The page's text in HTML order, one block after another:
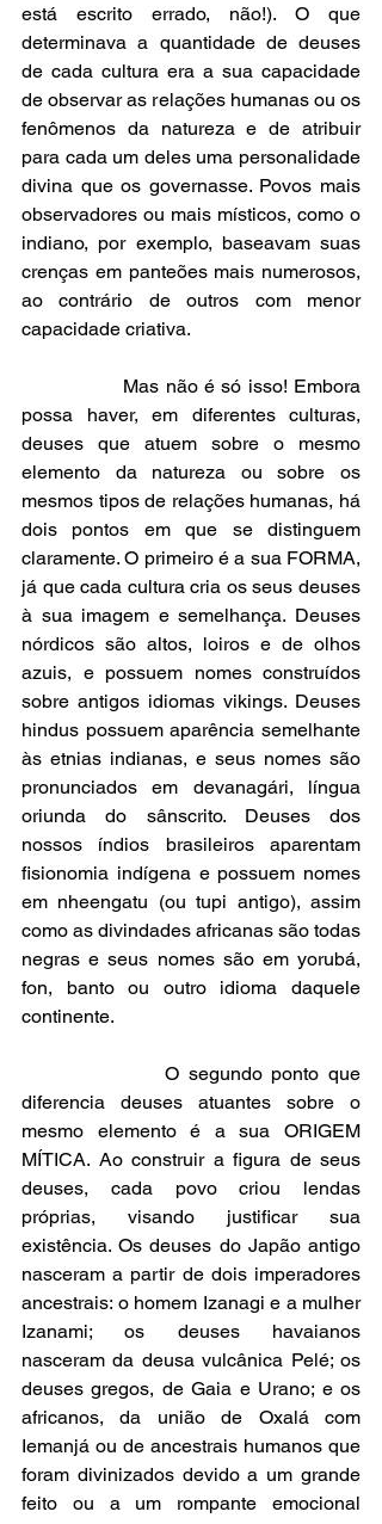
está escrito errado, não!). O que
determinava a quantidade de deuses
de cada cultura era a sua capacidade
de observar as relações humanas ou os
fenômenos da natureza e de atribuir
para cada um deles uma personalidade
divina que os governasse. Povos mais
observadores ou mais místicos, como o
indiano, por exemplo, baseavam suas
crenças em panteões mais numerosos,
ao contrário de outros com menor
capacidade criativa.
possa haver, em diferentes culturas,
deuses que atuem sobre o mesmo
elemento da natureza ou sobre os
mesmos tipos de relações humanas, há
dois pontos em que se distinguem
claramente. O primeiro é a sua FORMA,
já que cada cultura cria os seus deuses
à sua imagem e semelhança. Deuses
nórdicos são altos, loiros e de olhos
azuis, e possuem nomes construídos
sobre antigos idiomas vikings. Deuses
hindus possuem aparência semelhante
às etnias indianas, e seus nomes são
pronunciados em devanagári, língua
oriunda do sânscrito. Deuses dos
nossos índios brasileiros aparentam
fisionomia indígena e possuem nomes
em nheengatu (ou tupi antigo), assim
como as divindades africanas são todas
negras e seus nomes são em yorubá,
fon, banto ou outro idioma daquele
continente.
                O segundo ponto que
diferencia deuses atuantes sobre o
mesmo elemento é a sua ORIGEM
MÍTICA. Ao construir a figura de seus
deuses, cada povo criou lendas
próprias, visando justificar sua
existência. Os deuses do Japão antigo
nasceram a partir de dois imperadores
ancestrais: o homem Izanagi e a mulher
Izanami; os deuses havaianos
nasceram da deusa vulcânica Pelé; os
deuses gregos, de Gaia e Urano; e os
africanos, da união de Oxalá com
Iemanjá ou de ancestrais humanos que
foram divinizados devido a um grande
feito ou a um rompante emocional